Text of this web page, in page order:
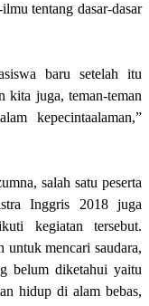
tentang dasar-dasar
baru setelah itu
kita juga, teman-teman
kepecintaalaman,”
salah satu peserta
Inggris 2018 juga
kegiatan tersebut.
mencari saudara,
belum diketahui yaitu
hidup di alam bebas,